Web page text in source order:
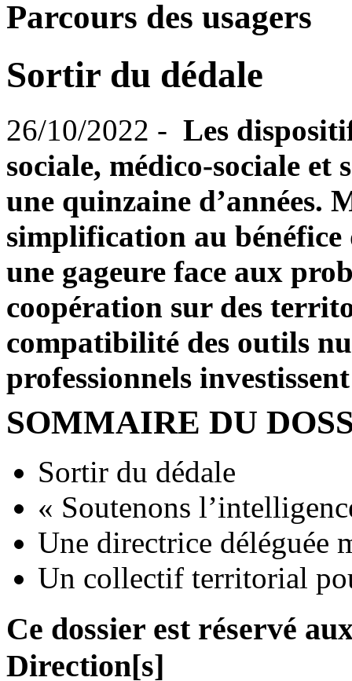
Parcours des usagers
Sortir du dédale
26/10/2022 - Les
sociale, médico-sociale
une quinzaine d’années.
simplification au bénéfice
une gageure face aux
coopération sur des
compatibilité des outils
professionnels
SOMMAIRE DU
Sortir du dédale
« Soutenons
Une directrice déléguée
Un collectif territorial
Ce dossier est réservé
Direction[s]